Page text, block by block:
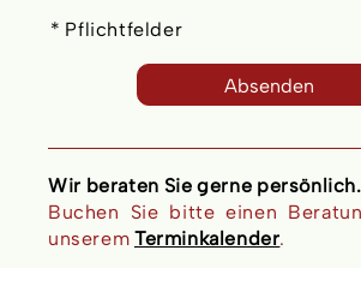
* Pflichtfelder
Absenden
Wir beraten Sie gerne persönlich.
Buchen Sie bitte einen
unserem Terminkalender.